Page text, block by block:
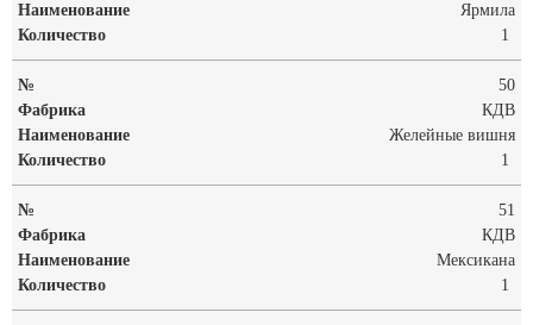
Ярмила
1
50
КДВ
Желейные вишня
1
51
КДВ
Мексикана
1